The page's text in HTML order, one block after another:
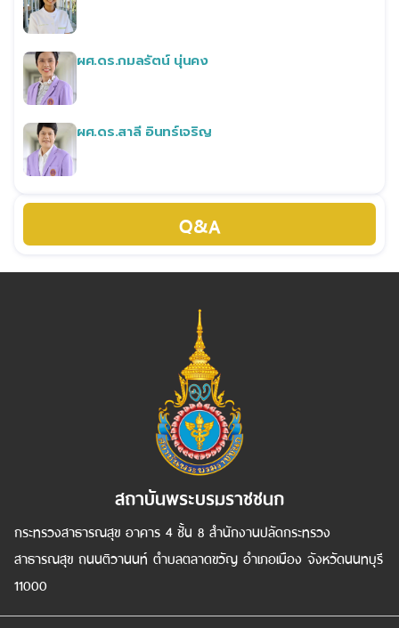
ผศ.ดร.กมลรัตน์ นุ่นคง
ผศ.ดร.สาลี อินทร์เจริญ
Q&A
สถาบันพระบรมราชชนก
กระทรวงสาธารณสุข อาคาร 4 ชั้น 8 สำนักงานปลัดกระทรวง
สาธารณสุข ถนนติวานนท์ ตำบลตลาดขวัญ อำเภอเมือง จังหวัดนนทบุรี
11000